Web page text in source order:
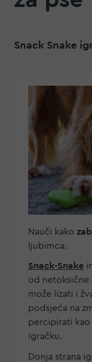
Snack Snake
Nauči kako
ljubimca.
Snack-Snake
od netoksične
može lizati i
podsjeća na
percipirati kao
igračku.
Donja strana